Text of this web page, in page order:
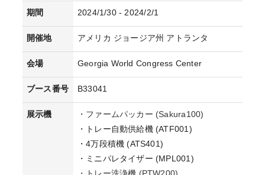
期間 2024/1/30 - 2024/2/1
開催地 アメリカ ジョージア州 アトランタ
会場 Georgia World Congress Center
ブース番号 B33041
展示機
・ファームパッカー (Sakura100)
・トレー自動供給機 (ATF001)
・4万段積機 (ATS401)
・ミニパレタイザー (MPL001)